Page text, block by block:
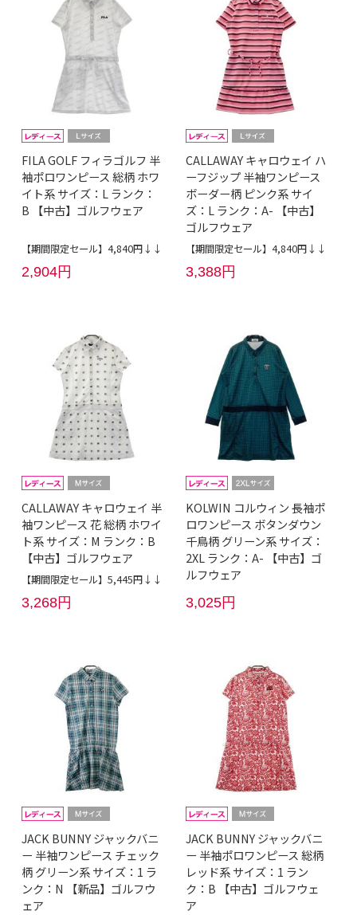
FILA GOLF フィラゴルフ 半
袖ポロワンピース 総柄 ホワ
イト系 サイズ：L ランク：
B 【中古】ゴルフウェア
【期間限定セール】4,840円↓↓
2,904円
CALLAWAY キャロウェイ ハ
ーフジップ 半袖ワンピース
ボーダー柄 ピンク系 サイ
ズ：L ランク：A- 【中古】
ゴルフウェア
【期間限定セール】4,840円↓↓
3,388円
CALLAWAY キャロウェイ 半
袖ワンピース 花 総柄 ホワイ
ト系 サイズ：M ランク：B
【中古】ゴルフウェア
【期間限定セール】5,445円↓↓
3,268円
KOLWIN コルウィン 長袖ポ
ロワンピース ボタンダウン
千鳥柄 グリーン系 サイズ：
2XL ランク：A- 【中古】ゴ
ルフウェア
3,025円
JACK BUNNY ジャックバニ
ー 半袖ワンピース チェック
柄 グリーン系 サイズ：1 ラ
ンク：N 【新品】ゴルフウ
ェア
JACK BUNNY ジャックバニ
ー 半袖ポロワンピース 総柄
レッド系 サイズ：1 ラン
ク：B 【中古】ゴルフウェ
ア